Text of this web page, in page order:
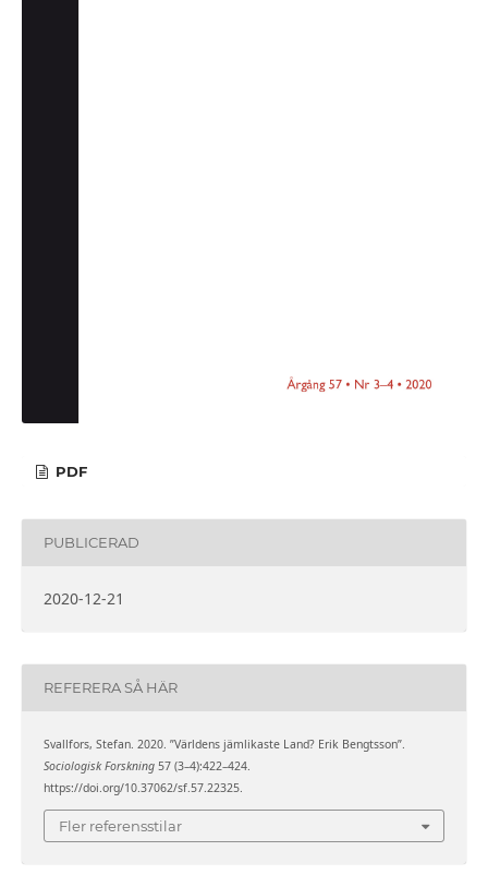
PDF
PUBLICERAD
2020-12-21
REFERERA SÅ HÄR
Svallfors, Stefan. 2020. ”Världens jämlikaste Land? Erik Bengtsson”.
Sociologisk Forskning57 (3–4):422–424.
https://doi.org/10.37062/sf.57.22325.
Fler referensstilar